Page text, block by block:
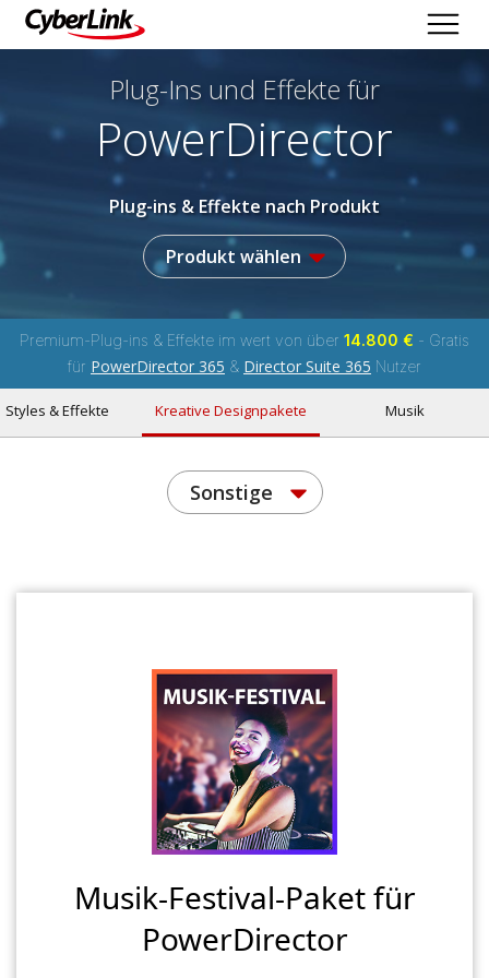
Plug-Ins und Effekte für
PowerDirector
Plug-ins & Effekte nach Produkt
Produkt wählen
Premium-Plug-ins & Effekte im wert von über 14.800 € - Gratis
für PowerDirector 365 & Director Suite 365 Nutzer
Styles & Effekte Kreative Designpakete Musik
Sonstige
Musik-Festival-Paket für
PowerDirector